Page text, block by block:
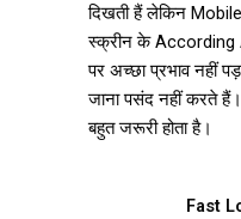
दिखती हैं लेकिन
स्क्रीन के According
पर अच्छा प्रभाव नहीं
जाना पसंद नहीं करते
बहुत जरूरी होता है।
Fast